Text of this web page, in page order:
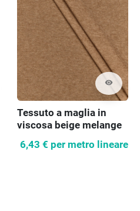
visibility
Tessuto a maglia in
viscosa beige melange
6,43 € per metro lineare